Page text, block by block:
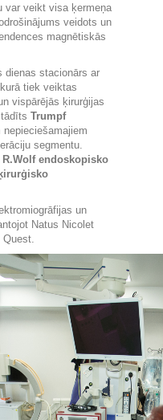
var veikt visa ķermeņa
veidots un
magnētiskās
dienas stacionārs ar
tiek veiktas
vispārējās ķirurģijas
Trumpf
segmentu.
R.Wolf endoskopisko
un
Natus Nicolet
Quest.